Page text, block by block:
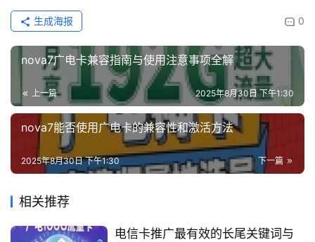
0
生成海报
nova7广电卡兼容指南与使用注意事项全解
上一篇 2025年8月30日 下午1:30
nova7能否使用广电卡的兼容性和激活方法
下一篇
2025年8月30日 下午1:30
相关推荐
电信卡推广最有效的长尾关键词与